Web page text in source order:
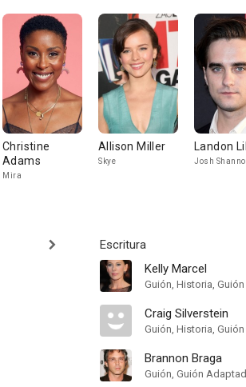
Christine
Adams
Mira
Allison Miller
Skye
Landon
Josh
Escritura
Kelly Marcel
Guión, Historia,
Craig Silverstein
Guión, Historia,
Brannon Braga
Guión, Guión